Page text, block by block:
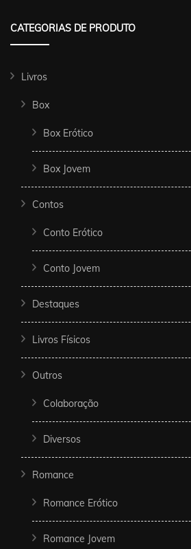
CATEGORIAS DE PRODUTO
Livros
Box
Box Erótico
Box Jovem
Contos
Conto Erótico
Conto Jovem
Destaques
Livros Físicos
Outros
Colaboração
Diversos
Romance
Romance Erótico
Romance Jovem